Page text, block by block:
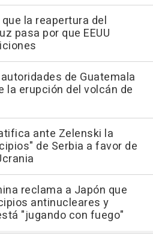
la reapertura del
pasa por que EEUU
de Guatemala
la erupción del volcán de
ante Zelenski la
de Serbia a favor de
reclama a Japón que
antinucleares y
"jugando con fuego"